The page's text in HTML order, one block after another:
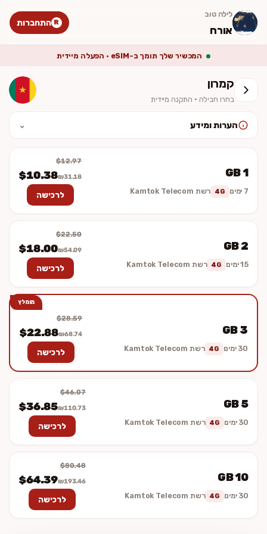
לילה טוב
אורח
R התחברות
המכשיר שלך תומך ב-eSIM · הפעלה מיידית
קמרון
בחרו חבילה · התקנה מיידית
הערות ומידע ⌄
1 GB
7 ימים 4G רשת Kamtok Telecom
$12.97
$10.38₪31.18
לרכישה
2 GB
15 ימים 4G רשת Kamtok Telecom
$22.50
$18.00₪54.09
לרכישה
מומלץ
3 GB
30 ימים 4G רשת Kamtok Telecom
$28.59
$22.88₪68.74
לרכישה
5 GB
30 ימים 4G רשת Kamtok Telecom
$46.07
$36.85₪110.73
לרכישה
10 GB
30 ימים 4G רשת Kamtok Telecom
$80.48
$64.39₪193.46
לרכישה